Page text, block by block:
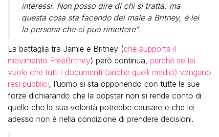
interessi. Non posso dire di chi si tratta, ma
questa cosa sta facendo del male a Britney, è lei
la persona che ci può rimettere”.
La battaglia tra Jamie e Britney (che supporta il
movimento FreeBritney) però continua, perché se lei
vuole che tutti i documenti (anche quelli medici) vengano
resi pubblici, l’uomo si sta opponendo con tutte le sue
forze dichiarando che la popstar non si rende conto di
quello che la sua volontà potrebbe causare e che lei
adesso non è nella condizione di prendere decisioni.